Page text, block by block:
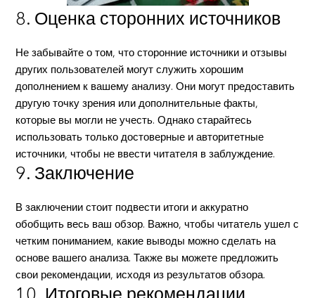
8. Оценка сторонних источников
Не забывайте о том, что сторонние источники и отзывы
других пользователей могут служить хорошим
дополнением к вашему анализу. Они могут предоставить
другую точку зрения или дополнительные факты,
которые вы могли не учесть. Однако старайтесь
использовать только достоверные и авторитетные
источники, чтобы не ввести читателя в заблуждение.
9. Заключение
В заключении стоит подвести итоги и аккуратно
обобщить весь ваш обзор. Важно, чтобы читатель ушел с
четким пониманием, какие выводы можно сделать на
основе вашего анализа. Также вы можете предложить
свои рекомендации, исходя из результатов обзора.